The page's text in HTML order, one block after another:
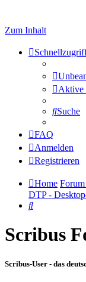
Zum Inhalt
Aktive
Suche
FAQ
Anmelden
Registrieren
Home
DTP -
Suche
Scribus
Scribus-User - das